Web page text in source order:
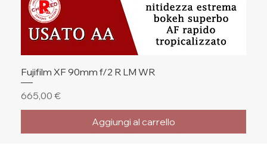
Fujifilm XF 90mm f/2 R LM WR
Prezzo
665,00 €
Aggiungi al carrello